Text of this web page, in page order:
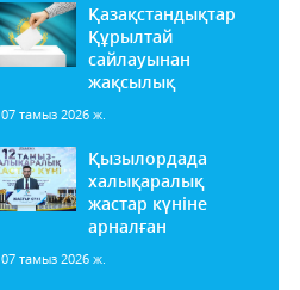
Қазақстандықтар
Құрылтай
сайлауынан
жақсылық
07 тамыз 2026 ж.
Қызылордада
халықаралық
жастар күніне
арналған
07 тамыз 2026 ж.